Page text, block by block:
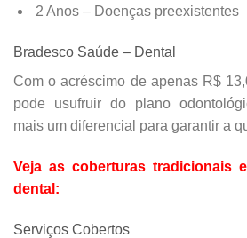
2 Anos – Doenças preexistentes
Bradesco Saúde – Dental
Com o acréscimo de apenas R$
pode usufruir do plano
mais um diferencial para garantir a
Veja as coberturas tradicionais
dental:
Serviços Cobertos